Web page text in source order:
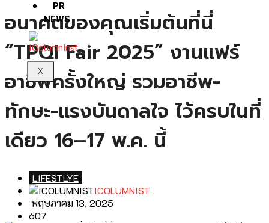
PR
NEWS
X
อนาคตของคุณเริ่มต้นที่นี่
“TPQI Fair 2025” งานแฟร์
อาชีพครั้งใหญ่ รวมอาชีพ-
ทักษะ-แรงบันดาลใจ ไว้ครบในที่
เดียว 16–17 พ.ค. นี้
LIFESTLYE
ICOLUMNIST
พฤษภาคม 13, 2025
607